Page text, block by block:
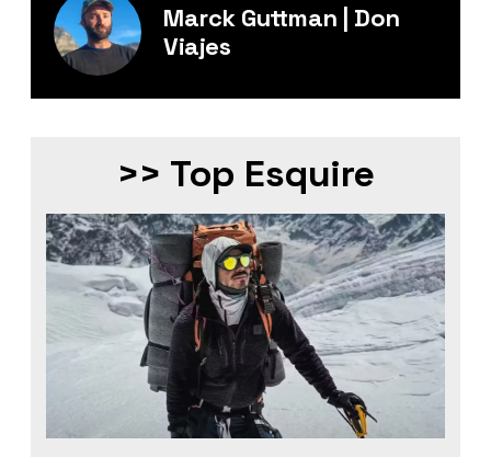
Marck Guttman | Don
Viajes
>> Top Esquire